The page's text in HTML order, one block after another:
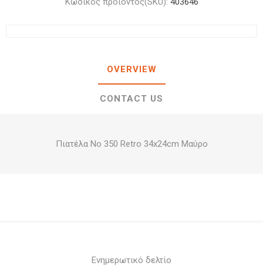
OVERVIEW
CONTACT US
Πιατέλα Νο 350 Retro 34x24cm Μαύρο
Ενημερωτικό δελτίο